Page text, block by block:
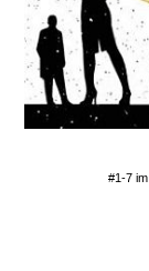
#1-7